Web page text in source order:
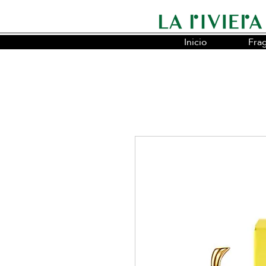
Somos la cadena líder en
Inicio